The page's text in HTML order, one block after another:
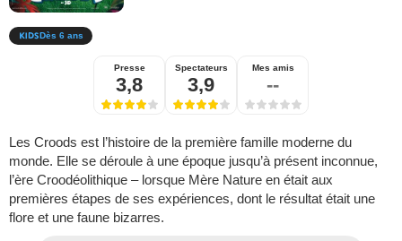
Dès 6 ans
Presse
3,8
Spectateurs
3,9
Mes amis
--
Les Croods est l’histoire de la première famille moderne du
monde. Elle se déroule à une époque jusqu’à présent inconnue,
l’ère Croodéolithique – lorsque Mère Nature en était aux
premières étapes de ses expériences, dont le résultat était une
flore et une faune bizarres.